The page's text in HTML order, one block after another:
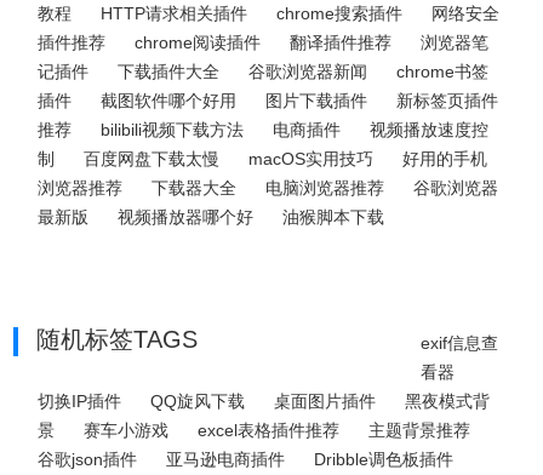
教程
HTTP请求相关插件 chrome搜索插件
网络安全
插件推荐
chrome阅读插件 翻译插件推荐
浏览器笔
记插件
下载插件大全 谷歌浏览器新闻
chrome书签
插件
截图软件哪个好用 图片下载插件
新标签页插件
推荐
bilibili视频下载方法 电商插件
视频播放速度控
制
百度网盘下载太慢 macOS实用技巧
好用的手机
浏览器推荐
下载器大全 电脑浏览器推荐
谷歌浏览器
最新版
视频播放器哪个好 油猴脚本下载
随机标签TAGS
exif信息查
看器
切换IP插件
QQ旋风下载 桌面图片插件
黑夜模式背
景
赛车小游戏 excel表格插件推荐
主题背景推荐
谷歌json插件
亚马逊电商插件
Dribble调色板插件